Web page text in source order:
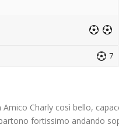
7
Charly così bello,
fortissimo andando